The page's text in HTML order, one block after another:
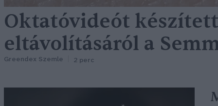
Oktatóvideót
eltávolításáról a
Greendex Szemle 2 perc